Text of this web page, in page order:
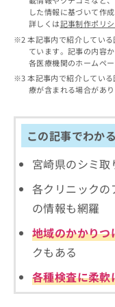
した情報に基づいて作成
詳しくは記事制作ポリ
本記事内で紹介してい
ています。記事の内容
各医療機関のホームペ
本記事内で紹介してい
療が含まれる場合があ
この記事でわか
宮崎県のシミ
各クリニック
の情報も網羅
地域のかかり
クもある
各種検査に柔
らは
マイ
ナビ
クリ
ニッ
ビサ
イト
への
お問
合せ
フォ
ーム
とな
りま
クリ
ニッ
クの
約・
症状
ち
資
ご
求
は
ち
無
報
拡
広
稿
問
合
わ
は
ら
料
の
お